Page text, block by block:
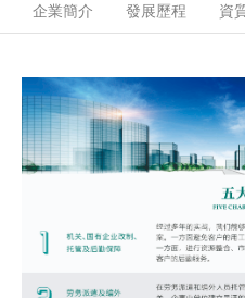
企業簡介 發展歷程 資